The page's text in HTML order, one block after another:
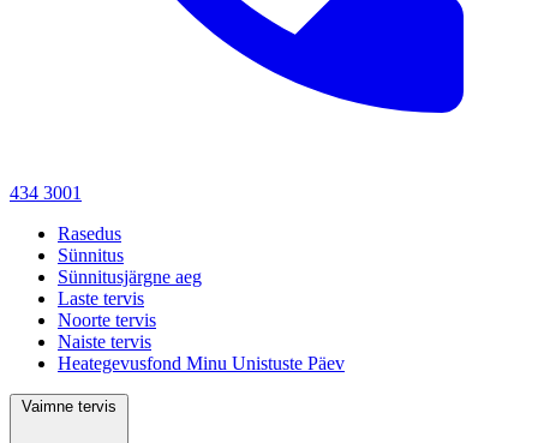
434 3001
Rasedus
Sünnitus
Sünnitusjärgne aeg
Laste tervis
Noorte tervis
Naiste tervis
Heategevusfond Minu Unistuste Päev
Vaimne tervis